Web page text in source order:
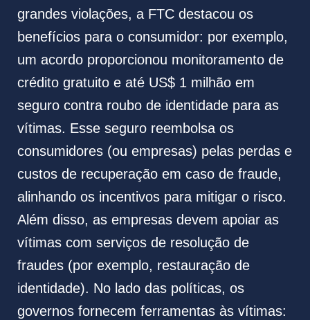
grandes violações, a FTC destacou os
benefícios para o consumidor: por exemplo,
um acordo proporcionou monitoramento de
crédito gratuito e até US$ 1 milhão em
seguro contra roubo de identidade para as
vítimas. Esse seguro reembolsa os
consumidores (ou empresas) pelas perdas e
custos de recuperação em caso de fraude,
alinhando os incentivos para mitigar o risco.
Além disso, as empresas devem apoiar as
vítimas com serviços de resolução de
fraudes (por exemplo, restauração de
identidade). No lado das políticas, os
governos fornecem ferramentas às vítimas: